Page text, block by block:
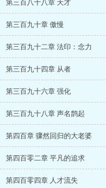
第三百八十八章 天才
第三百九十章 傲慢
第三百九十二章 法印：念力
第三百九十四章 从者
第三百九十六章 强化
第三百九十八章 声名鹊起
第四百章 骤然回归的大老婆
第四百零二章 平凡的追求
第四百零四章 人才流失